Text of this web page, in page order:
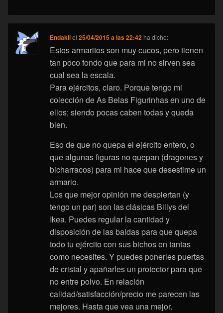
Endakilel25/04/2015 a las 22:42 ha dicho:
Estos armaritos son muy cucos, pero tienen
tan poco fondo que para mi no sirven sea
cual sea la escala.
Para ejércitos, claro. Porque tengo mi
colección de As Belas Figurinhas en uno de
ellos; siendo pocas caben todas y queda
bien.
Eso de que no quepa el ejército entero, o
que algunas figuras no quepan (dragones y
bicharracos) para mi hace que desestime un
armario.
Los que mejor opinión me despiertan (y
tengo un par) son las clásicas Billys del
Ikea. Puedes regular la cantidad y
disposición de las baldas para que quepa
todo tu ejército con sus bichos en tantas
como necesites. Y puedes ponerles puertas
de cristal y apañarles un protector para que
no entre polvo. En relación
calidad/satisfacción/precio me parecen las
mejores. Hasta que vea una mejor.